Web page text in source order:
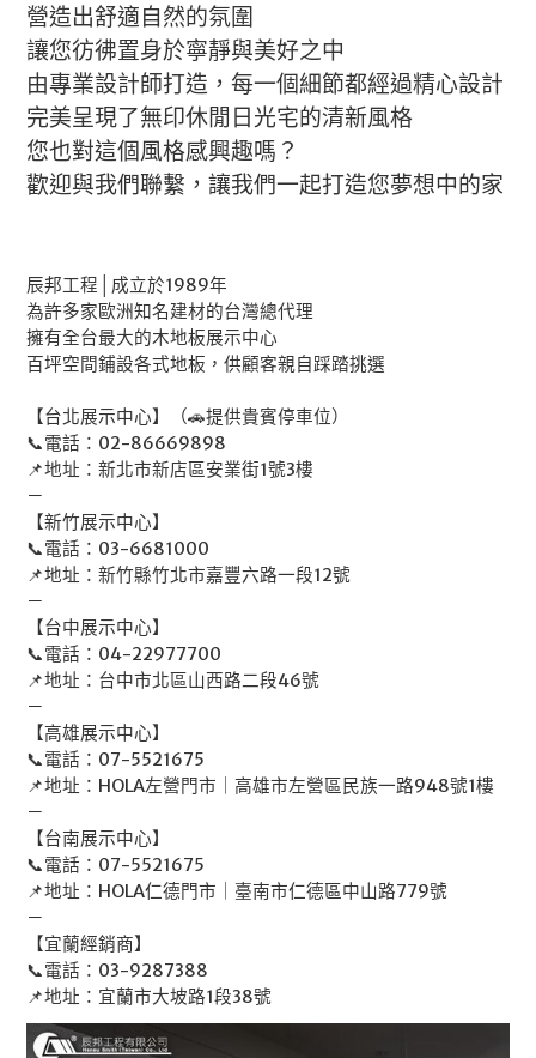
營造出舒適自然的氛圍
讓您彷彿置身於寧靜與美好之中
由專業設計師打造，每一個細節都經過精心設計
完美呈現了無印休閒日光宅的清新風格
您也對這個風格感興趣嗎？
歡迎與我們聯繫，讓我們一起打造您夢想中的家
辰邦工程│成立於1989年
為許多家歐洲知名建材的台灣總代理
擁有全台最大的木地板展示中心
百坪空間鋪設各式地板，供顧客親自踩踏挑選
【台北展示中心】（🚗提供貴賓停車位）
📞電話：02-86669898
📌地址：新北市新店區安業街1號3樓
－
【新竹展示中心】
📞電話：03-6681000
📌地址：新竹縣竹北市嘉豐六路一段12號
－
【台中展示中心】
📞電話：04-22977700
📌地址：台中市北區山西路二段46號
－
【高雄展示中心】
📞電話：07-5521675
📌地址：HOLA左營門市｜高雄市左營區民族一路948號1樓
－
【台南展示中心】
📞電話：07-5521675
📌地址：HOLA仁德門市｜臺南市仁德區中山路779號
－
【宜蘭經銷商】
📞電話：03-9287388
📌地址：宜蘭市大坡路1段38號